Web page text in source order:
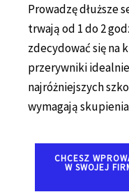
Prowadzę dłuższe
trwają od 1 do 2
zdecydować się
przerywniki
najróżniejszych
wymagają
CHCESZ
W SWOJEJ